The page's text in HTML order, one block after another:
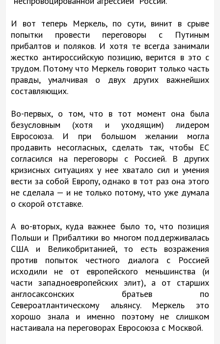
И вот теперь Меркель, по сути, винит в срыве
попытки провести переговоры с Путиным
прибалтов и поляков. И хотя те всегда занимали
жестко антироссийскую позицию, верится в это с
трудом. Потому что Меркель говорит только часть
правды, умалчивая о двух других важнейших
составляющих.
Во-первых, о том, что в тот момент она была
безусловным (хотя и уходящим) лидером
Евросоюза. И при большом желании могла
продавить несогласных, сделать так, чтобы ЕС
согласился на переговоры с Россией. В других
кризисных ситуациях у нее хватало сил и умения
вести за собой Европу, однако в тот раз она этого
не сделала — и не только потому, что уже думала
о скорой отставке.
А во-вторых, куда важнее было то, что позиция
Польши и Прибалтики во многом поддерживалась
США и Великобританией, то есть возражения
против попыток честного диалога с Россией
исходили не от европейского меньшинства (и
части западноевропейских элит), а от старших
англосаксонских братьев по
Североатлантическому альянсу. Меркель это
хорошо знала и именно поэтому не слишком
настаивала на переговорах Евросоюза с Москвой.